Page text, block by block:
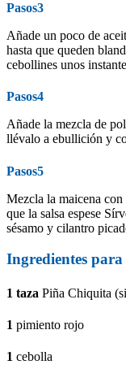
Pasos3
Añade un poco de
hasta que queden
cebollines unos
Pasos4
Añade la mezcla de
llévalo a ebullición y
Pasos5
Mezcla la maicena
que la salsa espese
sésamo y cilantro
Ingredientes para
1 taza Piña Chiquita
1 pimiento rojo
1 cebolla